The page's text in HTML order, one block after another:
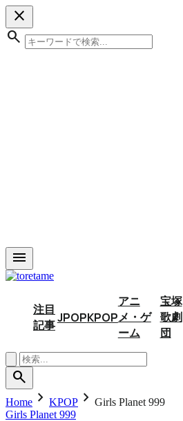
close
search
menu
注目
記事JPOPKPOP
アニ
メ・ゲ
ーム
宝塚
歌劇
団
search
Home chevron_right KPOP chevron_right Girls Planet 999
Girls Planet 999